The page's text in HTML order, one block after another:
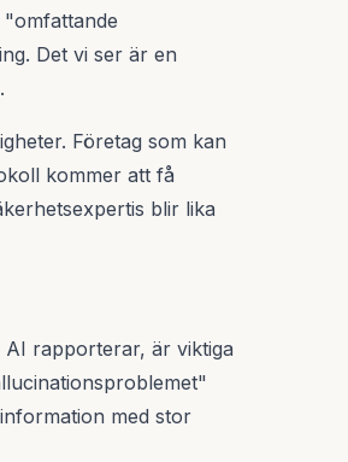
Det vi ser är en
Företag som kan
kommer att få
blir lika
rapporterar, är viktiga
med stor